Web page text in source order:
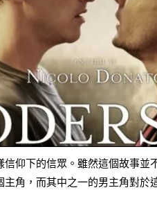
仰下的信眾。雖然這個故事並
角，而其中之一的男主角對於